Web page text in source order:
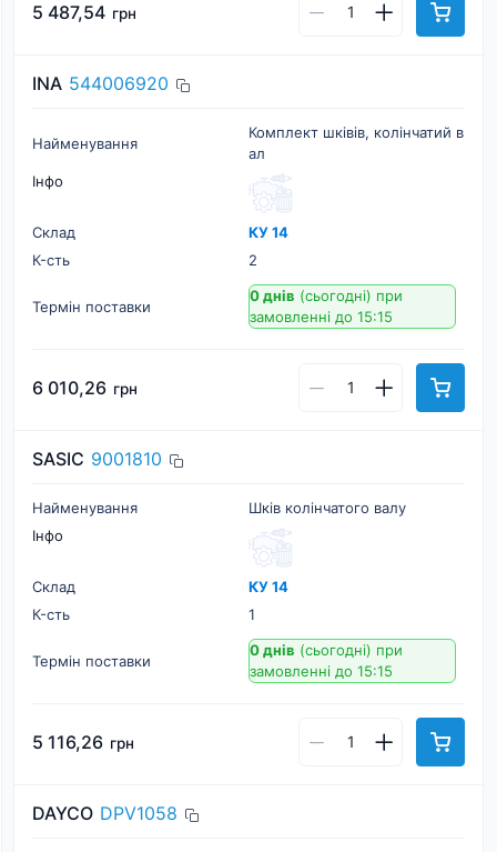
5 487,54 грн
INA 544006920
Найменування
Комплект шківів, колінчатий в
ал
Інфо
Склад
КУ 14
К-cть
2
Термін поставки
0 днів (сьогодні) при
замовленні до 15:15
6 010,26 грн
SASIC 9001810
Найменування
Шків колінчатого валу
Інфо
Склад
КУ 14
К-cть
1
Термін поставки
0 днів (сьогодні) при
замовленні до 15:15
5 116,26 грн
DAYCO DPV1058